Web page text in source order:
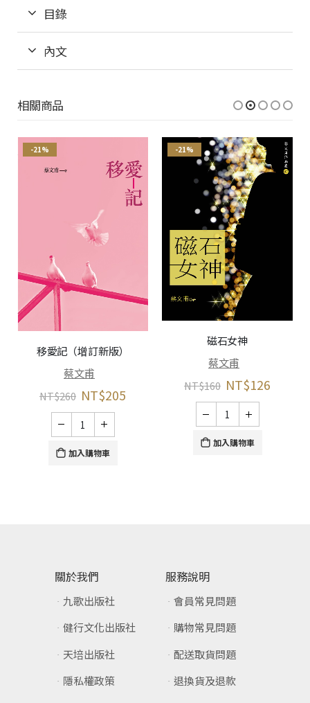
目錄
內文
相關商品
-21%
移愛記（增訂新版）
蔡文甫
NT$260 NT$205
加入購物車
-21%
磁石女神
蔡文甫
NT$160 NT$126
加入購物車
關於我們
九歌出版社
健行文化出版社
天培出版社
隱私權政策
服務說明
會員常見問題
購物常見問題
配送取貨問題
退換貨及退款